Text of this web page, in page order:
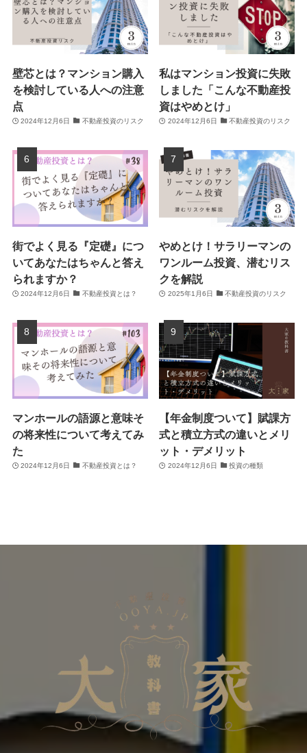
壁芯とは？マンション購入
を検討している人への注意
点
2024年12月6日 不動産投資のリスク
私はマンション投資に失敗
しました「こんな不動産投
資はやめとけ」
2024年12月6日 不動産投資のリスク
街でよく見る『定礎』につ
いてあなたはちゃんと答え
られますか？
2024年12月6日 不動産投資とは？
やめとけ！サラリーマンの
ワンルーム投資、潜むリス
クを解説
2025年1月6日 不動産投資のリスク
マンホールの語源と意味そ
の将来性について考えてみ
た
2024年12月6日 不動産投資とは？
【年金制度ついて】賦課方
式と積立方式の違いとメリ
ット・デメリット
2024年12月6日 投資の種類